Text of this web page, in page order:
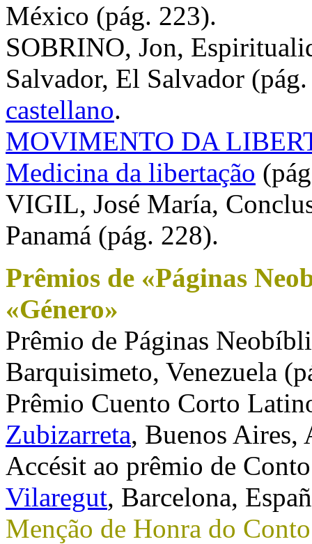
México (pág. 223).
SOBRINO, Jon,
Salvador, El Salvador
castellano.
MOVIMENTO DA
Medicina da libertação
VIGIL, José María,
Panamá (pág. 228).
Prêmios de «Páginas
«Género»
Prêmio de Páginas
Barquisimeto, Venezuela
Prêmio Cuento Corto
Zubizarreta, Buenos Aires,
Accésit ao prêmio de
Vilaregut, Barcelona,
Menção de Honra do